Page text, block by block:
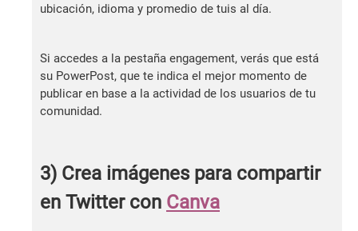
ubicación, idioma y promedio de tuis al día.
Si accedes a la pestaña engagement, verás que está
su PowerPost, que te indica el mejor momento de
publicar en base a la actividad de los usuarios de tu
comunidad.
3) Crea imágenes para compartir
en Twitter con Canva